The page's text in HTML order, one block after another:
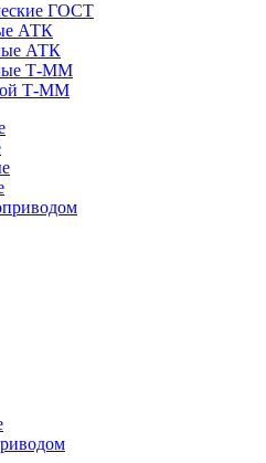
ГОСТ
АТК
АТК
Т-ММ
Т-ММ